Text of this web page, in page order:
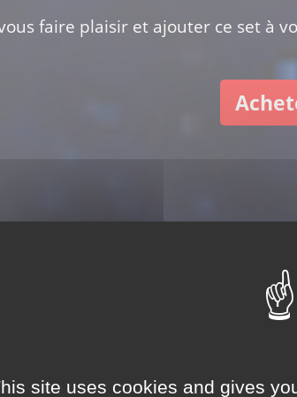
faire plaisir et ajouter ce set à
4721
site uses cookies and gives